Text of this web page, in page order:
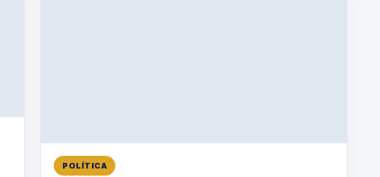
POLÍTICA